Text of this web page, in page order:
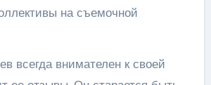
на съемочной
всегда внимателен к своей